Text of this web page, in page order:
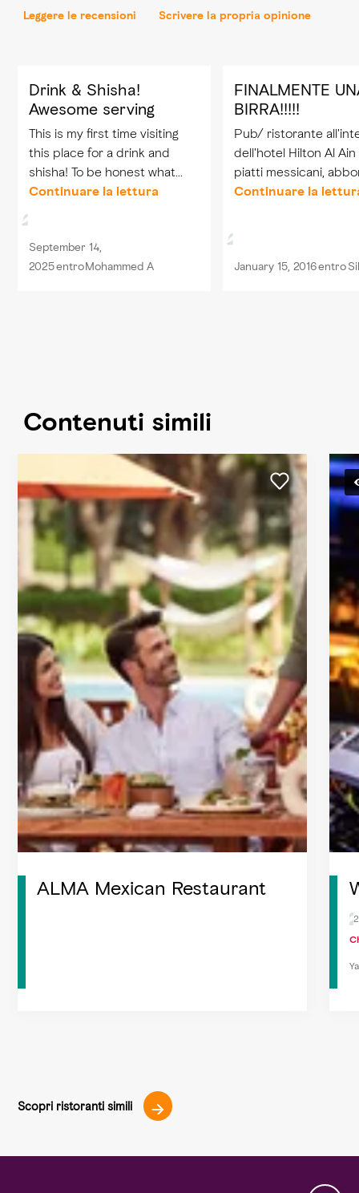
Leggere le recensioni Scrivere la propria opinione
Drink & Shisha!
Awesome serving
This is my first time visiting
this place for a drink and
shisha! To be honest what
made me think about coming
experience was good for
sure.
Continuare la lettura
September 14,
2025entroMohammed A
FINALMENTE
BIRRA!!!!!
Pub/ ristorante
dell'hotel Hilton Al Ain
piatti messicani,
ottimi, accompagnati
media.
Continuare la
January 15, 2016entro
Contenuti simili
ALMA Mexican Restaurant
Scopri ristoranti simili